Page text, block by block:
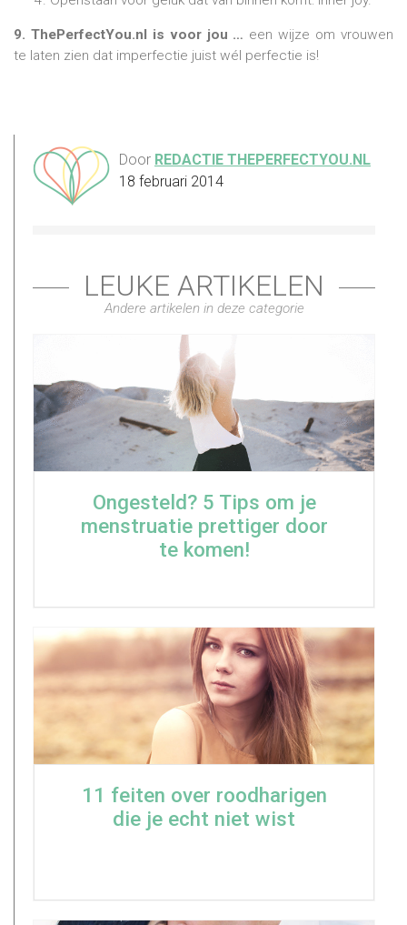
9. ThePerfectYou.nl is voor jou … een wijze om vrouwen
te laten zien dat imperfectie juist wél perfectie is!
Door REDACTIE THEPERFECTYOU.NL
18 februari 2014
LEUKE ARTIKELEN
Andere artikelen in deze categorie
Ongesteld? 5 Tips om je
menstruatie prettiger door
te komen!
11 feiten over roodharigen
die je echt niet wist